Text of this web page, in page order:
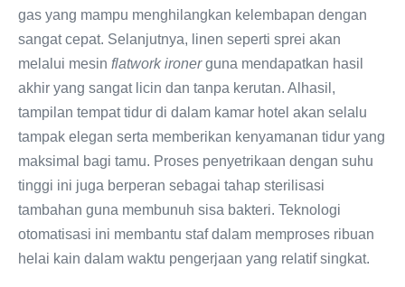
gas yang mampu menghilangkan kelembapan dengan
sangat cepat. Selanjutnya, linen seperti sprei akan
melalui mesin flatwork ironerguna mendapatkan hasil
akhir yang sangat licin dan tanpa kerutan. Alhasil,
tampilan tempat tidur di dalam kamar hotel akan selalu
tampak elegan serta memberikan kenyamanan tidur yang
maksimal bagi tamu. Proses penyetrikaan dengan suhu
tinggi ini juga berperan sebagai tahap sterilisasi
tambahan guna membunuh sisa bakteri. Teknologi
otomatisasi ini membantu staf dalam memproses ribuan
helai kain dalam waktu pengerjaan yang relatif singkat.